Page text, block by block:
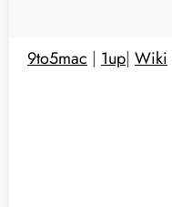
9to5mac | 1up| Wiki